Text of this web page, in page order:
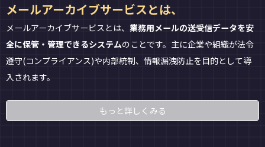
メールアーカイブサービスとは、
メールアーカイブサービスとは、 業務用メールの送受信データを安
全に保管・管理できるシステムのことです。主に企業や組織が法令
遵守(コンプライアンス)や内部統制、情報漏洩防止を目的として導
入されます。
もっと詳しくみる